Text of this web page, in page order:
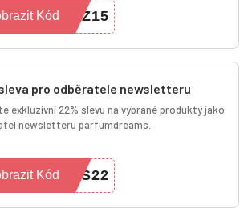
CZ15
Kód
pro odběratele newsletteru
exkluzivní 22% slevu na vybrané produkty jako
newsletteru parfumdreams.
ES22
Kód